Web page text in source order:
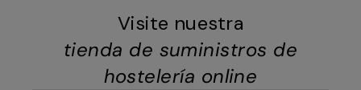
Visite nuestra
tienda de suministros de
hostelería online